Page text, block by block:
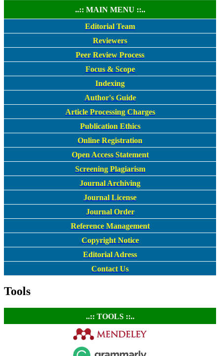
..:: MAIN MENU ::..
Editorial Team
Reviewers
Peer Review Process
Focus & Scope
Indexing
Author's Guide
Article Processing Charges
Publication Ethics
Online Registration
Open Access Statement
Screening Plagiarism
Journal Archiving
Journal License
Journal Order
Reference Management
Copyright Notice
Editorial Adress
Contact Us
Tools
..:: TOOLS ::..